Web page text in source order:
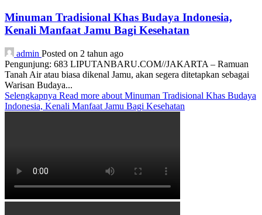
Minuman Tradisional Khas Budaya Indonesia,
Kenali Manfaat Jamu Bagi Kesehatan
admin Posted on 2 tahun ago
Pengunjung: 683 LIPUTANBARU.COM//JAKARTA – Ramuan
Tanah Air atau biasa dikenal Jamu, akan segera ditetapkan sebagai
Warisan Budaya...
Selengkapnya Read more about Minuman Tradisional Khas Budaya
Indonesia, Kenali Manfaat Jamu Bagi Kesehatan